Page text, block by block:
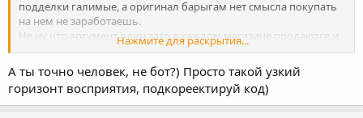
подделки галимые, а оригинал барыгам нет смысла покупать
на нем не заработаешь.
Не ну что аргумент один зато в каждом магазине продаются и
на трассе я сам могу поменять а ваши иномарки это говно, вот
вазик карбюраторный это машина
Нажмите для раскрытия...
А ты точно человек, не бот?) Просто такой узкий
горизонт восприятия, подкореектируй код)